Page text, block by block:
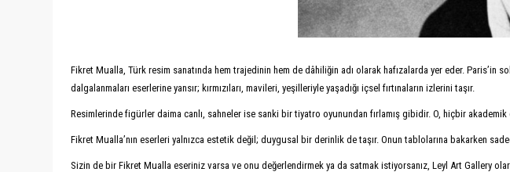
Fikret Mualla, Türk resim sanatında hem trajedinin hem de dâhiliğin adı olarak hafızalarda yer eder. Paris’in
dalgalanmaları eserlerine yansır; kırmızıları, mavileri, yeşilleriyle yaşadığı içsel fırtınaların izlerini taşır.
Resimlerinde figürler daima canlı, sahneler ise sanki bir tiyatro oyunundan fırlamış gibidir. O, hiçbir
Fikret Mualla’nın eserleri yalnızca estetik değil; duygusal bir derinlik de taşır. Onun tablolarına bakarken
Sizin de bir Fikret Mualla eseriniz varsa ve onu değerlendirmek ya da satmak istiyorsanız, Leyl Art Gallery